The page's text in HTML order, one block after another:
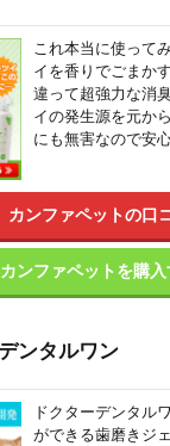
これ本当に使って
イを香りでごまか
違って超強力な消
イの発生源を元か
にも無害なので安心
カンファペットの口
カンファペットを購入
ンタルワン
ドクターデンタル
ができる歯磨きジ